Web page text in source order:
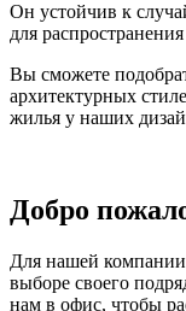
Он устойчив к
для
Вы сможете
архитектурных
жилья у наших
Добро
Для нашей
выборе своего
нам в офис, чтобы